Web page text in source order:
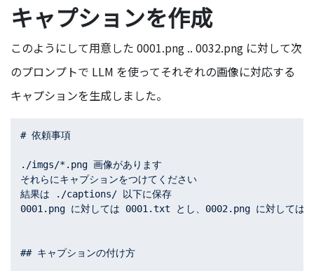
キャプションを作成
このようにして用意した 0001.png .. 0032.png に対して次
のプロンプトで LLM を使ってそれぞれの画像に対応する
キャプションを生成しました。
# 依頼事項
./imgs/*.png 画像があります
それらにキャプションをつけてください
結果は ./captions/ 以下に保存
0001.png に対しては 0001.txt とし、0002.png に対して
## キャプションの付け方